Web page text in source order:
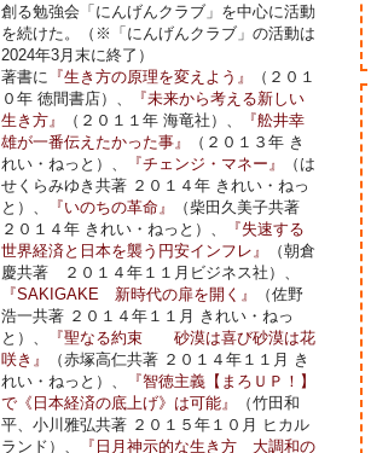
創る勉強会「にんげんクラブ」を中心に活動
を続けた。（※「にんげんクラブ」の活動は
2024年3月末に終了）
著書に 『生き方の原理を変えよう』
（２０１
０年 徳間書店）、
『未来から考える新しい
生き方』
（２０１１年 海竜社）、
『舩井幸
雄が一番伝えたかった事』
（２０１３年 き
れい・ねっと）、
『チェンジ・マネー』
（は
せくらみゆき共著 ２０１４年 きれい・ねっ
と）、
『いのちの革命』
（柴田久美子共著
２０１４年 きれい・ねっと）、
『失速する
世界経済と日本を襲う円安インフレ』
（朝倉
慶共著 ２０１４年１１月ビジネス社）、
『SAKIGAKE 新時代の扉を開く』
（佐野
浩一共著 ２０１４年１１月 きれい・ねっ
と）、
『聖なる約束 砂漠は喜び砂漠は花
咲き』
（赤塚高仁共著 ２０１４年１１月 き
れい・ねっと）、
『智徳主義【まろＵＰ！】
で《日本経済の底上げ》は可能』
（竹田和
平、小川雅弘共著 ２０１５年１０月 ヒカル
ランド）、
『日月神示的な生き方 大調和の